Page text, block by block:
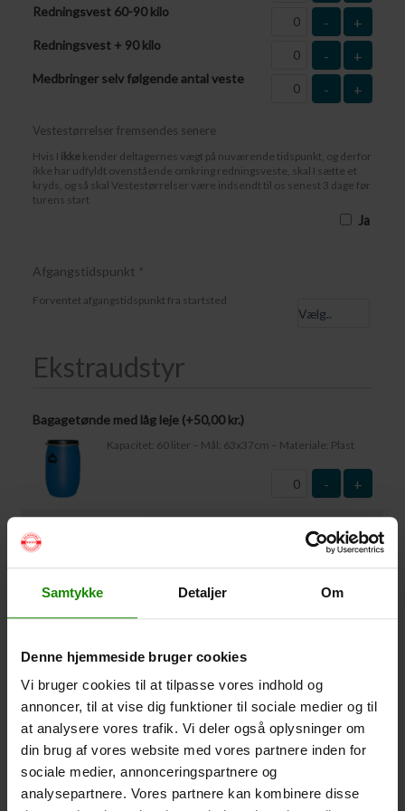
Samtykke Detaljer Om
Denne hjemmeside bruger cookies
Vi bruger cookies til at tilpasse vores indhold og
annoncer, til at vise dig funktioner til sociale medier og til
at analysere vores trafik. Vi deler også oplysninger om
din brug af vores website med vores partnere inden for
sociale medier, annonceringspartnere og
analysepartnere. Vores partnere kan kombinere disse
Redningsvest 60-90 kilo
- +
Redningsvest + 90 kilo
- +
Medbringer selv følgende antal veste
- +
Vestestørrelser fremsendes senere
Hvis I ikke kender deltagernes vægt på nuværende tidspunkt, og derfor
ikke har udfyldt ovenstående omkring redningsveste, skal I sætte et
kryds, og så skal Vestestørrelser være indsendt til os senest 3 dage før
turens start
Ja
Afgangstidspunkt *
Forventet afgangstidspunkt fra startsted
Ekstraudstyr
Bagagetønde med låg leje (+50,00kr.)
Kapacitet: 60 liter – Mål: 63x37cm – Materiale: Plast
- +
Vandtæt Pakpose Large (+
Materiale: -100% Polyester
Vandtæt Pakpose Small (+75,00kr.)
Volume: 6 liter – Størrelse: 18x18x35cm. – Materiale:
100% Polyester
- +
Vandtæt Smartphone Etui (+60,00kr.)
Størrelse 22,5×11,5cm. Telefonen kan betjenes når